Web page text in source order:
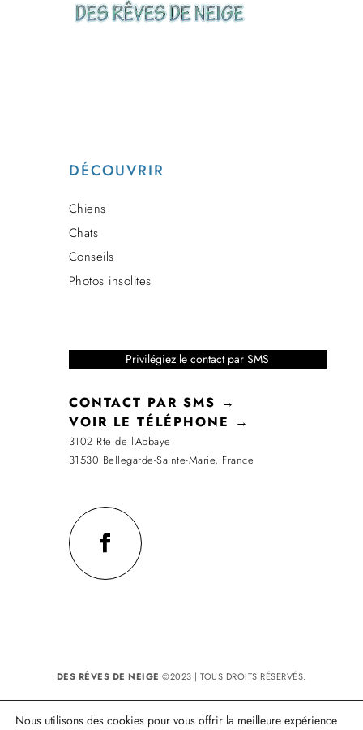
DÉCOUVRIR
Chiens
Chats
Conseils
Photos insolites
Privilégiez le contact par SMS
CONTACT PAR SMS →
VOIR LE TÉLÉPHONE →
3102 Rte de l’Abbaye
31530 Bellegarde-Sainte-Marie, France
DES RÊVES DE NEIGE ©2023 | TOUS DROITS RÉSERVÉS.
SIRET: 43163822000019 - Code APE: 0149Z
Nous utilisons des cookies pour vous offrir la meilleure expérience